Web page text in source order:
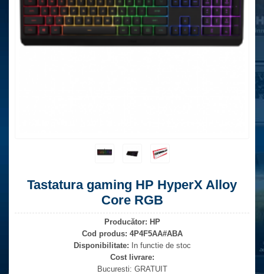
Tastatura gaming HP HyperX Alloy
Core RGB
Producător: HP
Cod produs: 4P4F5AA#ABA
Disponibilitate: In functie de stoc
Cost livrare:
Bucuresti: GRATUIT